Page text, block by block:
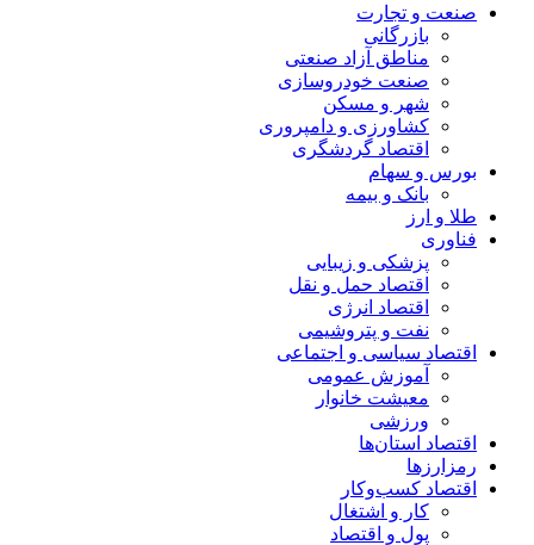
صنعت و تجارت
بازرگانی
مناطق آزاد صنعتی
صنعت خودروسازی
شهر و مسکن
کشاورزی و دامپروری
اقتصاد گردشگری
بورس و سهام
بانک و بیمه
طلا و ارز
فناوری
پزشکی و زیبایی
اقتصاد حمل و نقل
اقتصاد انرژی
نفت و پتروشیمی
اقتصاد سیاسی و اجتماعی
آموزش عمومی
معیشت خانوار
ورزشی
اقتصاد استان‌ها
رمزارزها
اقتصاد کسب‌و‌کار
کار و اشتغال
پول و اقتصاد